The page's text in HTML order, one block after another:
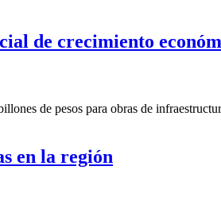
de crecimiento
de pesos para obras de
en la región